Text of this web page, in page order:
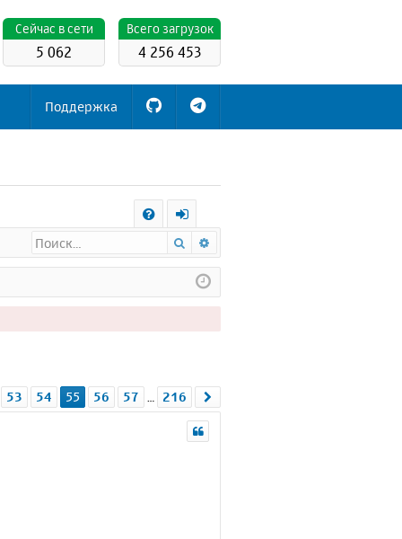
Всего загрузок
4 256 453
Cейчас в сети
5 062
Поддержка
Q
х
о
д
Поиск
55из 216
53 54 55 56 57 216